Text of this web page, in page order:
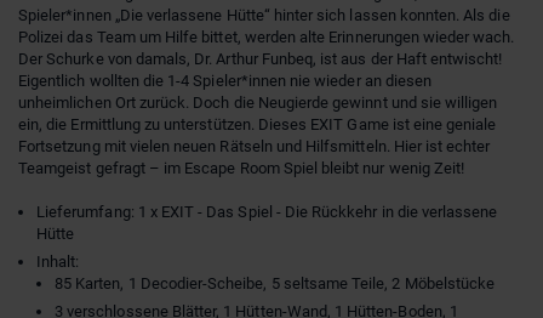
Spieler*innen „Die verlassene Hütte“ hinter sich lassen konnten. Als die
Polizei das Team um Hilfe bittet, werden alte Erinnerungen wieder wach.
Der Schurke von damals, Dr. Arthur Funbeq, ist aus der Haft entwischt!
Eigentlich wollten die 1-4 Spieler*innen nie wieder an diesen
unheimlichen Ort zurück. Doch die Neugierde gewinnt und sie willigen
ein, die Ermittlung zu unterstützen. Dieses EXIT Game ist eine geniale
Fortsetzung mit vielen neuen Rätseln und Hilfsmitteln. Hier ist echter
Teamgeist gefragt – im Escape Room Spiel bleibt nur wenig Zeit!
Lieferumfang: 1 x EXIT - Das Spiel - Die Rückkehr in die verlassene
Hütte
Inhalt:
85 Karten, 1 Decodier-Scheibe, 5 seltsame Teile, 2 Möbelstücke
3 verschlossene Blätter, 1 Hütten-Wand, 1 Hütten-Boden, 1